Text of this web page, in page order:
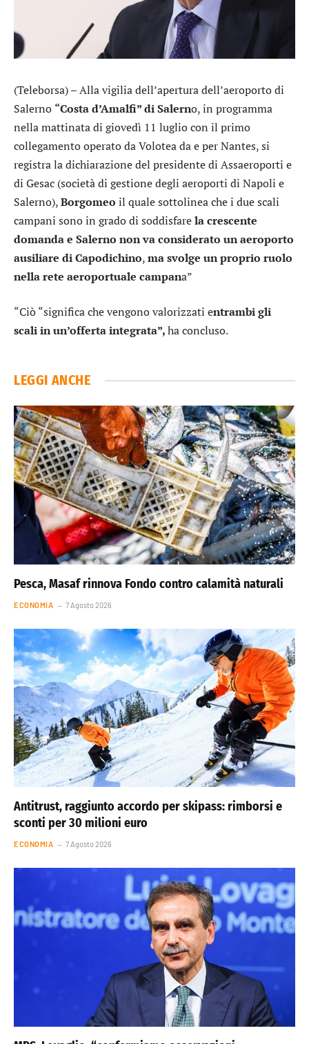
(Teleborsa) – Alla vigilia dell’apertura dell’aeroporto di
Salerno “Costa d’Amalfi” di Salerno, in programma
nella mattinata di giovedì 11 luglio con il primo
collegamento operato da Volotea da e per Nantes, si
registra la dichiarazione del presidente di Assaeroporti e
di Gesac (società di gestione degli aeroporti di Napoli e
Salerno),Borgomeo il quale sottolinea che i due scali
campani sono in grado di soddisfarela crescente
domanda e Salerno non va considerato un aeroporto
ausiliare di Capodichino,ma svolge un proprio ruolo
nella rete aeroportuale campana”
“Ciò “significa che vengono valorizzati entrambi gli
scali in un’offerta integrata”,ha concluso.
LEGGI ANCHE
Pesca, Masaf rinnova Fondo contro calamità naturali
ECONOMIA 7 Agosto 2026
Antitrust, raggiunto accordo per skipass: rimborsi e
sconti per 30 milioni euro
ECONOMIA 7 Agosto 2026